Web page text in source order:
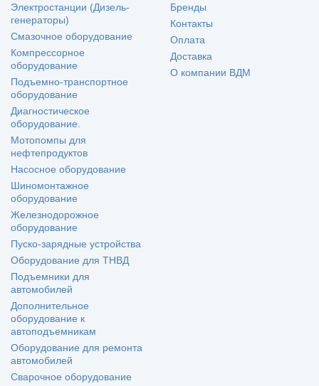
Электростанции (Дизель-
генераторы)
Смазочное оборудование
Компрессорное
оборудование
Подъемно-транспортное
оборудование
Диагностическое
оборудование.
Мотопомпы для
нефтепродуктов
Насосное оборудование
Шиномонтажное
оборудование
Железнодорожное
оборудование
Пуско-зарядные устройства
Оборудование для ТНВД
Подъемники для
автомобилей
Дополнительное
оборудование к
автоподъемникам
Оборудование для ремонта
автомобилей
Сварочное оборудование
Бренды
Контакты
Оплата
Доставка
О компании ВДМ